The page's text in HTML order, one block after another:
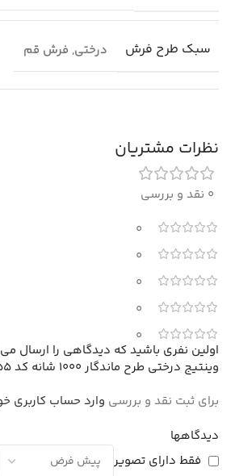
سبک طرح فرش درختی, فرش قم
نظرات مشتریان
0 نقد و بررسی
0
0
0
0
0
دیدگاهها
فقط دارای تصویر
اولین نفری باشید که دیدگاهی را ارسال
وینتیج درختی طرح ماندگار 1000 شانه کد 900455”
برای ثبت نقد و بررسی وارد حساب کاربری